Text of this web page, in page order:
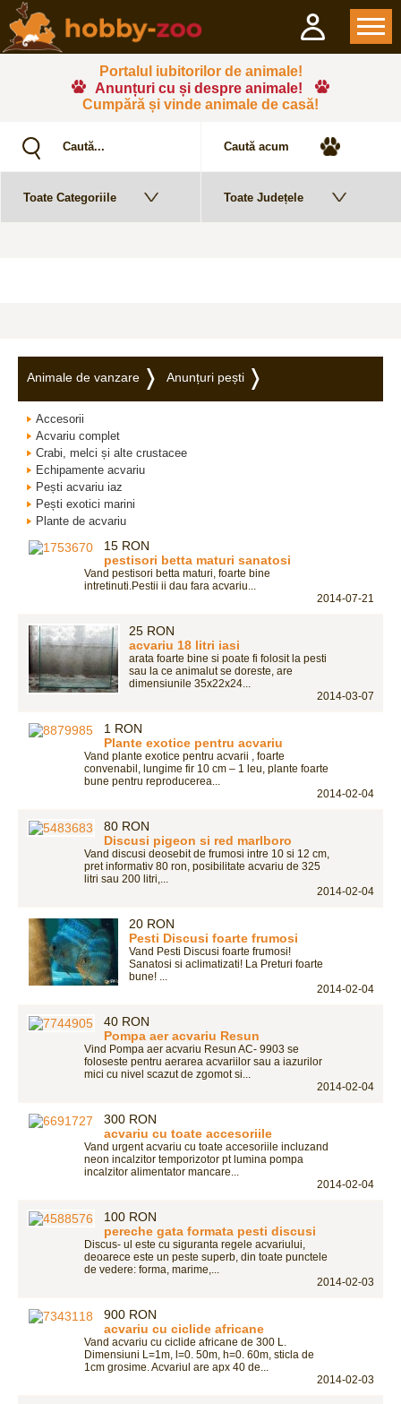
Portalul iubitorilor de animale!
Anunțuri cu și despre animale!
Cumpără și vinde animale de casă!
Animale de vanzare Anunțuri pești
Accesorii
Acvariu complet
Crabi, melci și alte crustacee
Echipamente acvariu
Pești acvariu iaz
Pești exotici marini
Plante de acvariu
15 RON
pestisori betta maturi sanatosi
Vand pestisori betta maturi, foarte bine
intretinuti.Pestii ii dau fara acvariu...
2014-07-21
25 RON
acvariu 18 litri iasi
arata foarte bine si poate fi folosit la pesti
sau la ce animalut se doreste, are
dimensiunile 35x22x24...
2014-03-07
1 RON
Plante exotice pentru acvariu
Vand plante exotice pentru acvarii , foarte
convenabil, lungime fir 10 cm – 1 leu, plante foarte
bune pentru reproducerea...
2014-02-04
80 RON
Discusi pigeon si red marlboro
Vand discusi deosebit de frumosi intre 10 si 12 cm,
pret informativ 80 ron, posibilitate acvariu de 325
litri sau 200 litri,...
2014-02-04
20 RON
Pesti Discusi foarte frumosi
Vand Pesti Discusi foarte frumosi!
Sanatosi si aclimatizati! La Preturi foarte
bune! ...
2014-02-04
40 RON
Pompa aer acvariu Resun
Vind Pompa aer acvariu Resun AC- 9903 se
foloseste pentru aerarea acvariilor sau a iazurilor
mici cu nivel scazut de zgomot si...
2014-02-04
300 RON
acvariu cu toate accesoriile
Vand urgent acvariu cu toate accesoriile incluzand
neon incalzitor temporizotor pt lumina pompa
incalzitor alimentator mancare...
2014-02-04
100 RON
pereche gata formata pesti discusi
Discus- ul este cu siguranta regele acvariului,
deoarece este un peste superb, din toate punctele
de vedere: forma, marime,...
2014-02-03
900 RON
acvariu cu ciclide africane
Vand acvariu cu ciclide africane de 300 L.
Dimensiuni L=1m, l=0. 50m, h=0. 60m, sticla de
1cm grosime. Acvariul are apx 40 de...
2014-02-03